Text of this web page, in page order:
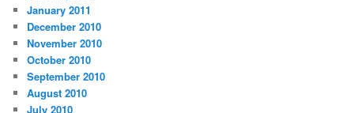
January 2011
December 2010
November 2010
October 2010
September 2010
August 2010
July 2010